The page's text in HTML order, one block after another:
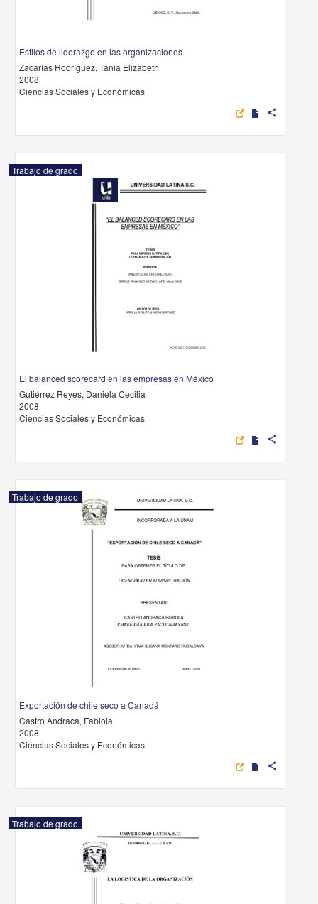
Estilos de liderazgo en las organizaciones
Zacarías Rodríguez, Tania Elizabeth
2008
Ciencias Sociales y Económicas
share
Trabajo de grado
El balanced scorecard en las empresas en México
Gutiérrez Reyes, Daniela Cecilia
2008
Ciencias Sociales y Económicas
share
Trabajo de grado
Exportación de chile seco a Canadá
Castro Andraca, Fabiola
2008
Ciencias Sociales y Económicas
share
Trabajo de grado